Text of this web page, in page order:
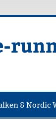
& Nordic